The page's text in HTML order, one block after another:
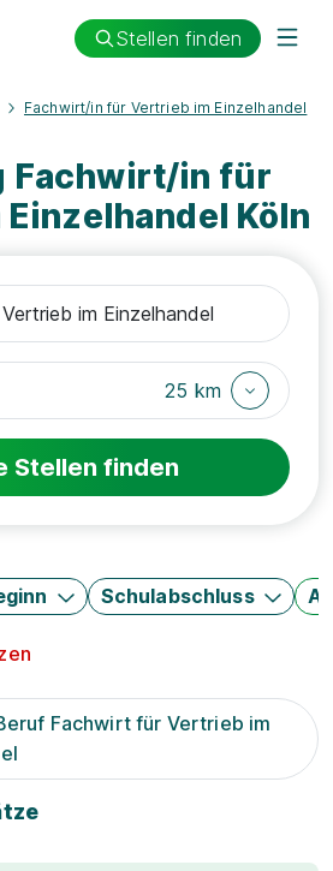
Stellen finden
Fachwirt/in für Vertrieb im Einzelhandel
Fachwirt/in für
Köln
25 km
Stellen finden
Schulabschluss
Fachwirt für Vertrieb im